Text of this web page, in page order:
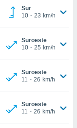
Sur
10 - 23 km/h
Suroeste
10 - 25 km/h
Suroeste
11 - 26 km/h
Suroeste
11 - 26 km/h